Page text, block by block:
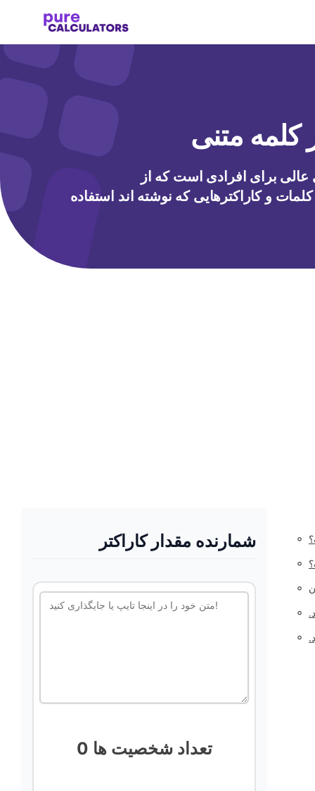
متنی
عالی برای افرادی است که از
و کاراکترهایی که نوشته اند استفاده
شمارنده مقدار کاراکتر
0 تعداد شخصیت ها
◦
◦
◦
◦
◦